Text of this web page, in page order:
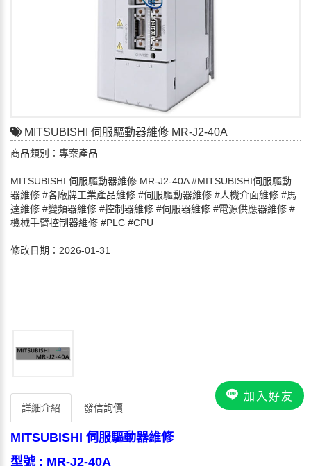
加入好友
MITSUBISHI 伺服驅動器維修 MR-J2-40A
商品類別：專案產品
MITSUBISHI 伺服驅動器維修 MR-J2-40A #MITSUBISHI伺服驅動
器維修 #各廠牌工業產品維修 #伺服驅動器維修 #人機介面維修 #馬
達維修 #變頻器維修 #控制器維修 #伺服器維修 #電源供應器維修 #
機械手臂控制器維修 #PLC #CPU
修改日期：2026-01-31
詳細介紹 發信詢價
MITSUBISHI 伺服驅動器維修
型號 : MR-J2-40A